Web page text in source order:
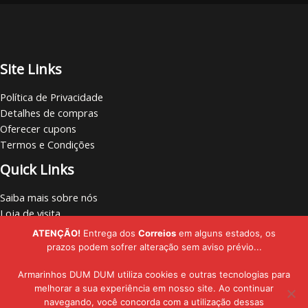
Site Links
Política de Privacidade
Detalhes de compras
Oferecer cupons
Termos e Condições
Quick Links
Saiba mais sobre nós
Loja de visita
Vamos nos conectar
Localize lojas
ATENÇÃO! Entrega dos Correios em alguns estados, os
prazos podem sofrer alteração sem aviso prévio...
Armarinhos DUM DUM utiliza cookies e outras tecnologias para
melhorar a sua experiência em nosso site. Ao continuar
navegando, você concorda com a utilização dessas